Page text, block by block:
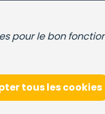
pour le bon
tous les cookies